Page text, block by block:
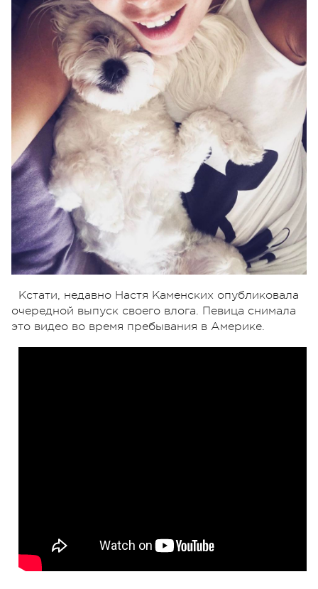
Кстати, недавно Настя Каменских опубликовала
очередной выпуск своего влога. Певица снимала
это видео во время пребывания в Америке.